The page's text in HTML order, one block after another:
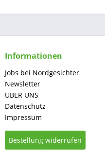
Informationen
Jobs bei Nordgesichter
Newsletter
ÜBER UNS
Datenschutz
Impressum
Bestellung widerrufen